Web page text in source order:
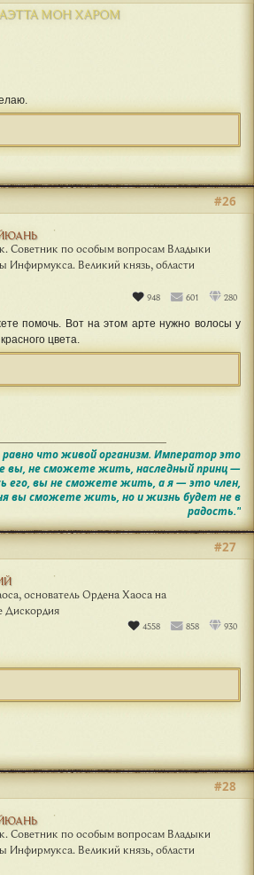
МОН ХАРОМ
Советник по особым вопросам Владыки
Инфирмукса. Великий князь, области
948 601 280
#26
помочь. Вот на этом арте нужно волосы у
цвета.
равно что живой организм. Император это
вы, не сможете жить, наследный принц —
его, вы не сможете жить, а я — это член,
вы сможете жить, но и жизнь будет не в
радость."
основатель Ордена Хаоса на
Дискордия
4558 858 930
#27
Советник по особым вопросам Владыки
Инфирмукса. Великий князь, области
#28